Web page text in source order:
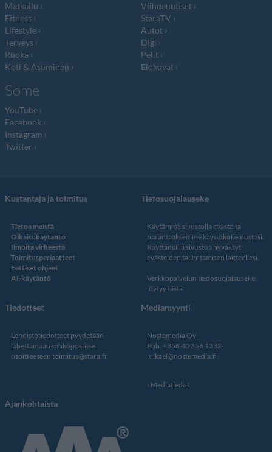
Matkailu
Fitness
Lifestyle
Terveys
Ruoka
Koti & Asuminen
Viihdeuutiset
StaraTV
Autot
Digi
Pelit
Elokuvat
Some
YouTube
Facebook
Instagram
Twitter
Kustantaja ja toimitus
Tietoa meistä
Oikaisukäytäntö
Ilmoita virheestä
Toimitusperiaatteet
Eettiset ohjeet
AI-käytäntö
Tietosuojalauseke
Käytämme sivustolla evästeitä
parantaaksemme käyttökokemustasi.
Käyttämällä sivustoa hyväksyt
evästeiden tallentamisen laitteellesi.
Verkkopalvelun tiedosuojalauseke
löytyy tästä.
Tiedotteet
Lehdistötiedotteet pyydetään
lähettämään sähköpostitse
osoitteeseen toimitus@stara.fi
Mediamyynti
Nostemedia Oy
Puh. +358 40 356 1332
mikael@nostemedia.fi
Mediatiedot
Ajankohtaista